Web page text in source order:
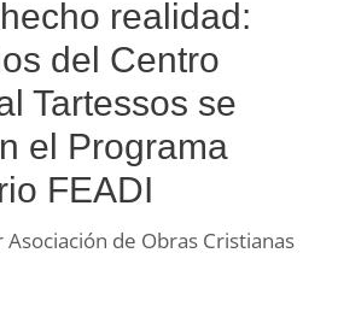
realidad:
del Centro
Tartessos se
el Programa
FEADI
Asociación de Obras Cristianas